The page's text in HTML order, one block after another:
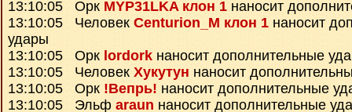
13:10:05 Орк MYP31LKA клон 1 наносит
13:10:05 Человек Centurion_M клон 1 наносит
удары
13:10:05 Орк lordork наносит дополнительные
13:10:05 Человек Хукутун наносит
13:10:05 Орк !Вепрь! наносит дополнительные
13:10:05 Эльф araun наносит дополнительные